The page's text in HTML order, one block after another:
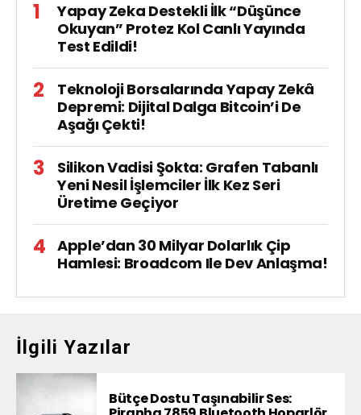
Yapay Zeka Destekli İlk “Düşünce
Okuyan” Protez Kol Canlı Yayında
Test Edildi!
Teknoloji Borsalarında Yapay Zekâ
Depremi: Dijital Dalga Bitcoin’i De
Aşağı Çekti!
Silikon Vadisi Şokta: Grafen Tabanlı
Yeni Nesil İşlemciler İlk Kez Seri
Üretime Geçiyor
Apple’dan 30 Milyar Dolarlık Çip
Hamlesi: Broadcom Ile Dev Anlaşma!
İlgili Yazılar
Bütçe Dostu Taşınabilir Ses: